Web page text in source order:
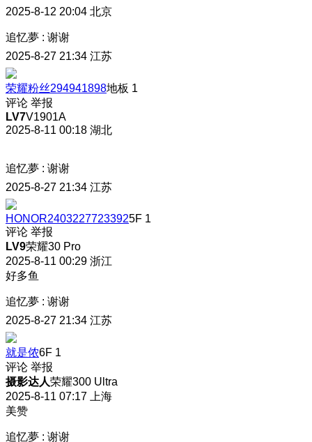
2025-8-12 20:04 北京
追忆夢 : 谢谢
2025-8-27 21:34 江苏
荣耀粉丝294941898地板 1
评论 举报
LV7V1901A
2025-8-11 00:18 湖北
追忆夢 : 谢谢
2025-8-27 21:34 江苏
HONOR24032277233925F 1
评论 举报
LV9荣耀30 Pro
2025-8-11 00:29 浙江
好多鱼
追忆夢 : 谢谢
2025-8-27 21:34 江苏
就是侬6F 1
评论 举报
摄影达人荣耀300 Ultra
2025-8-11 07:17
上海
美赞
追忆夢 : 谢谢